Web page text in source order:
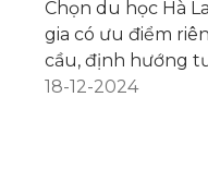
Chọn du học Hà
gia có ưu điểm
cầu, định hướng
chính... để quyết
18-12-2024